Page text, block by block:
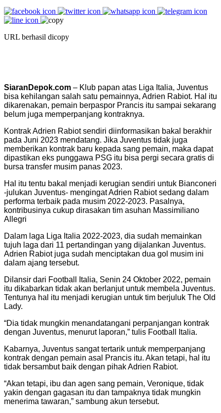
URL berhasil dicopy
SiaranDepok.com – Klub papan atas Liga Italia, Juventus
bisa kehilangan salah satu pemainnya, Adrien Rabiot. Hal itu
dikarenakan, pemain berpaspor Prancis itu sampai sekarang
belum juga memperpanjang kontraknya.
Kontrak Adrien Rabiot sendiri diinformasikan bakal berakhir
pada Juni 2023 mendatang. Jika Juventus tidak juga
memberikan kontrak baru kepada sang pemain, maka dapat
dipastikan eks punggawa PSG itu bisa pergi secara gratis di
bursa transfer musim panas 2023.
Hal itu tentu bakal menjadi kerugian sendiri untuk Bianconeri
-julukan Juventus- mengingat Adrien Rabiot sedang dalam
performa terbaik pada musim 2022-2023. Pasalnya,
kontribusinya cukup dirasakan tim asuhan Massimiliano
Allegri
Dalam laga Liga Italia 2022-2023, dia sudah memainkan
tujuh laga dari 11 pertandingan yang dijalankan Juventus.
Adrien Rabiot juga sudah menciptakan dua gol musim ini
dalam ajang tersebut.
Dilansir dari Football Italia, Senin 24 Oktober 2022, pemain
itu dikabarkan tidak akan berlanjut untuk membela Juventus.
Tentunya hal itu menjadi kerugian untuk tim berjuluk The Old
Lady.
“Dia tidak mungkin menandatangani perpanjangan kontrak
dengan Juventus, menurut laporan,” tulis Football Italia.
Kabarnya, Juventus sangat tertarik untuk memperpanjang
kontrak dengan pemain asal Prancis itu. Akan tetapi, hal itu
tidak bersambut baik dengan pihak Adrien Rabiot.
“Akan tetapi, ibu dan agen sang pemain, Veronique, tidak
yakin dengan gagasan itu dan tampaknya tidak mungkin
menerima tawaran,” sambung akun tersebut.